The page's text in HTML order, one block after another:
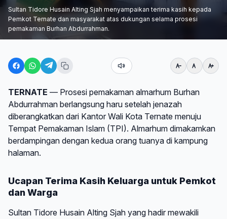
Sultan Tidore Husain Alting Sjah menyampaikan terima kasih kepada
Pemkot Ternate dan masyarakat atas dukungan selama prosesi
pemakaman Burhan Abdurrahman.
TERNATE — Prosesi pemakaman almarhum Burhan
Abdurrahman berlangsung haru setelah jenazah
diberangkatkan dari Kantor Wali Kota Ternate menuju
Tempat Pemakaman Islam (TPI). Almarhum dimakamkan
berdampingan dengan kedua orang tuanya di kampung
halaman.
Ucapan Terima Kasih Keluarga untuk Pemkot
dan Warga
Sultan Tidore Husain Alting Sjah yang hadir mewakili